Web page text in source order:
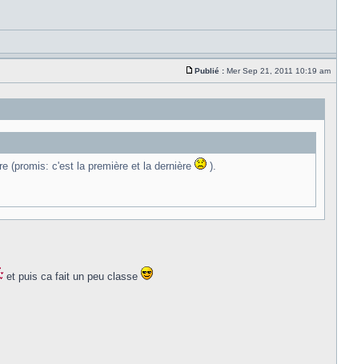
Publié : Mer Sep 21, 2011 10:19 am
(promis: c'est la première et la dernière ).
et puis ca fait un peu classe